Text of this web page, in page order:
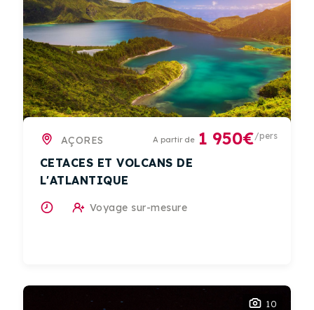
AÇORES A partir de 1 950€/pers
CETACES ET VOLCANS DE
L'ATLANTIQUE
Voyage sur-mesure
10